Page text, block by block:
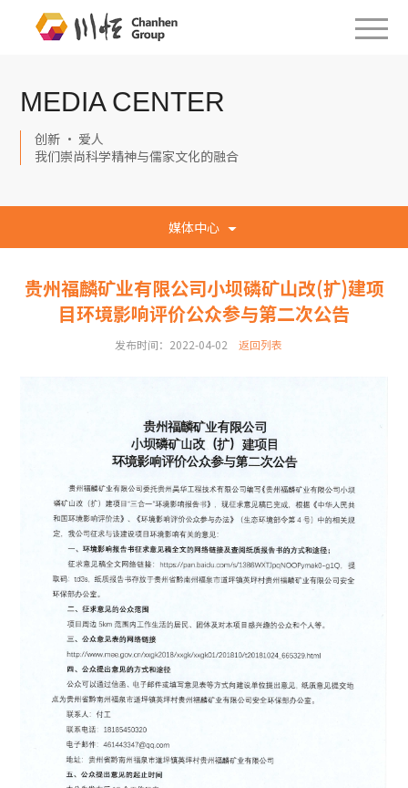
MEDIA CENTER
创新 · 爱人
我们崇尚科学精神与儒家文化的融合
媒体中心
贵州福麟矿业有限公司小坝磷矿山改(扩)建项
目环境影响评价公众参与第二次公告
发布时间：2022-04-02 返回列表